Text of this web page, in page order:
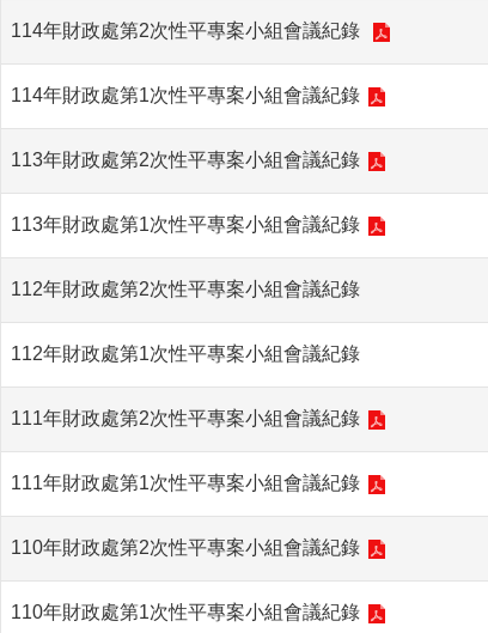
114年財政處第2次性平專案小組會議紀錄
114年財政處第1次性平專案小組會議紀錄
113年財政處第2次性平專案小組會議紀錄
113年財政處第1次性平專案小組會議紀錄
112年財政處第2次性平專案小組會議紀錄
112年財政處第1次性平專案小組會議紀錄
111年財政處第2次性平專案小組會議紀錄
111年財政處第1次性平專案小組會議紀錄
110年財政處第2次性平專案小組會議紀錄
110年財政處第1次性平專案小組會議紀錄